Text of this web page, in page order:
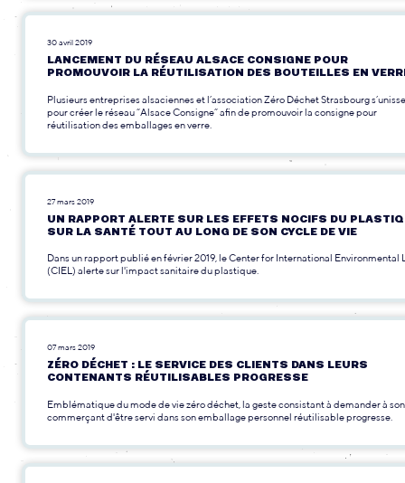
30 avril 2019
LANCEMENT DU RÉSEAU ALSACE CONSIGNE POUR
PROMOUVOIR LA RÉUTILISATION DES BOUTEILLES EN
Plusieurs entreprises alsaciennes et l’association Zéro Déchet Strasbourg
pour créer le réseau “Alsace Consigne” afin de promouvoir la consigne pour
réutilisation des emballages en verre.
27 mars 2019
UN RAPPORT ALERTE SUR LES EFFETS NOCIFS DU
SUR LA SANTÉ TOUT AU LONG DE SON CYCLE DE VIE
Dans un rapport publié en février 2019, le Center for International Environmental
(CIEL) alerte sur l'impact sanitaire du plastique.
07 mars 2019
ZÉRO DÉCHET : LE SERVICE DES CLIENTS DANS LEURS
CONTENANTS RÉUTILISABLES PROGRESSE
Emblématique du mode de vie zéro déchet, la geste consistant à demander à son
commerçant d'être servi dans son emballage personnel réutilisable progresse.